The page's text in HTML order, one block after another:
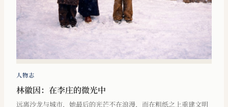
人物志
林徽因：在李庄的微光中
远离沙龙与城市，她最后的光芒不在浪漫，而在粗纸之上重建文明